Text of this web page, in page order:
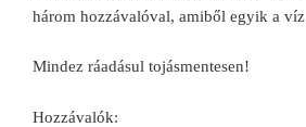
három hozzávalóval, amiből egyik a
Mindez ráadásul tojásmentesen!
Hozzávalók: